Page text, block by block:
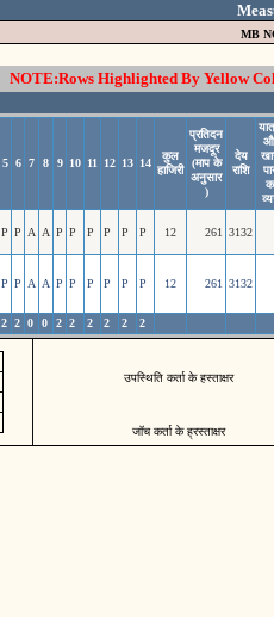
MB
NOTE:Rows Highlighted By Yellow
5 6 7 8 9 10 11 12 13 14
कुल
हाजिरी
प्रतिदन
मजदूर
(माप के
अनुसार
)
देय
राशि
P P A A P P P P P P 12 261 3132
P P A A P P P P P P 12 261 3132
2 2 0 0 2 2 2 2 2 2
उपस्थिति कर्ता के हस्ताक्षर
जॉच कर्ता के ह्रस्ताक्षर